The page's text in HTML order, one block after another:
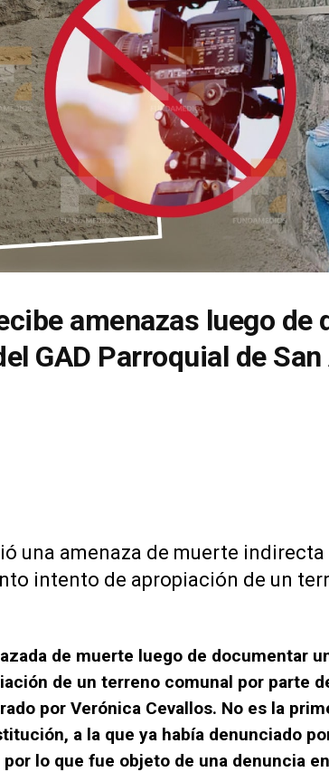
amenazas luego de
GAD Parroquial de
una amenaza de muerte
intento de apropiación de un
de muerte luego de documentar
de un terreno comunal por parte
por Verónica Cevallos. No es la
a la que ya había denunciado
lo que fue objeto de una denuncia